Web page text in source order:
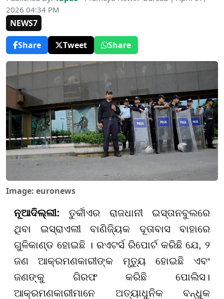
2026 04:34 PM
NEWS7
Share
Tweet Share
Image: euronews
ନୂଆଦିଲ୍ଲୀ:ତୁର୍କୀଏର ରାଜଧାନୀ ଇସ୍ତାନବୁଲରେ
ଥିବା ଇସ୍ରାଏଲୀ ବାଣିଜ୍ୟିକ ଦୂତାବାସ ବାହାରେ
ଗୁଳିକାଣ୍ଡ ହୋଇଛି । ରଏଟର୍ସ ରିପୋର୍ଟ କରିଛି ଯେ, ୨
ଜଣ ଆକ୍ରମଣକାରୀଙ୍କ ମୃତ୍ୟୁ ହୋଇଛି ଏବଂ
ଜଣଙ୍କୁ ଗିରଫ କରିଛି ପୋଲିସ।
ଆକ୍ରମଣକାରୀମାନେ ଅତ୍ୟାଧୁନିକ ବନ୍ଧୁକ